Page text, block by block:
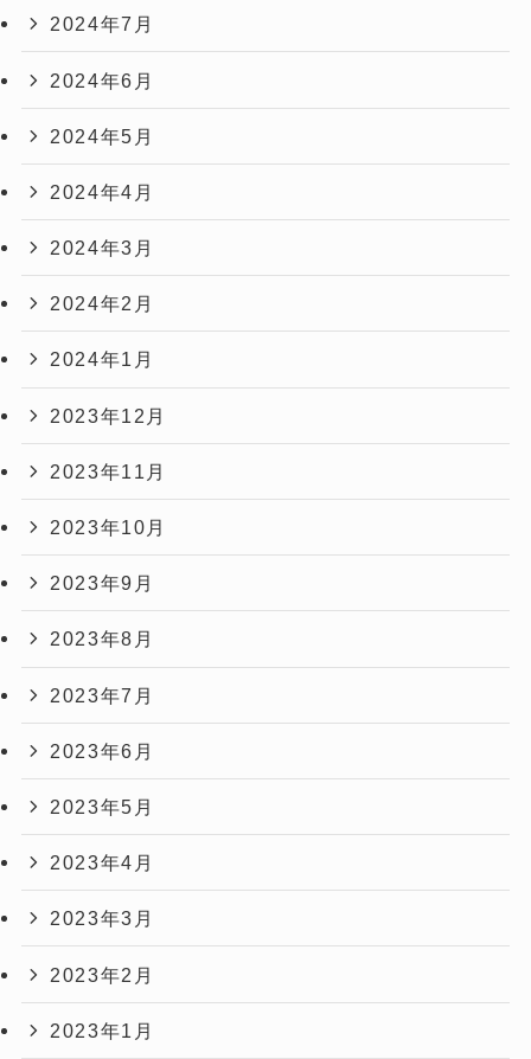
2024年7月
2024年6月
2024年5月
2024年4月
2024年3月
2024年2月
2024年1月
2023年12月
2023年11月
2023年10月
2023年9月
2023年8月
2023年7月
2023年6月
2023年5月
2023年4月
2023年3月
2023年2月
2023年1月